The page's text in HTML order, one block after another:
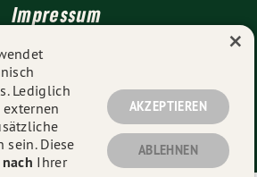
Impressum
Datenschutz
- Alle Rechte vorbehalten.
Lediglich
sein. Diese
nach Ihrer
AKZEPTIEREN
ABLEHNEN
×